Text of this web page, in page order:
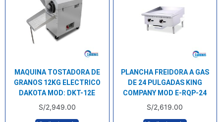
MAQUINA TOSTADORA DE
GRANOS 12KG ELECTRICO
DAKOTA MOD: DKT-12E
S/2,949.00
PLANCHA FREIDORA A GAS
DE 24 PULGADAS KING
COMPANY MOD E-RQP-24
S/2,619.00